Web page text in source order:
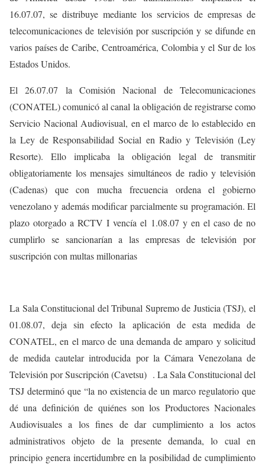
16.07.07, se distribuye mediante los servicios de empresas de
telecomunicaciones de televisión por suscripción y se difunde en
varios países de Caribe, Centroamérica, Colombia y el Sur de los
Estados Unidos.
El 26.07.07 la Comisión Nacional de Telecomunicaciones
(CONATEL) comunicó al canal la obligación de registrarse como
Servicio Nacional Audiovisual, en el marco de lo establecido en
la Ley de Responsabilidad Social en Radio y Televisión (Ley
Resorte). Ello implicaba la obligación legal de transmitir
obligatoriamente los mensajes simultáneos de radio y televisión
(Cadenas) que con mucha frecuencia ordena el gobierno
venezolano y además modificar parcialmente su programación. El
plazo otorgado a RCTV I vencía el 1.08.07 y en el caso de no
cumplirlo se sancionarían a las empresas de televisión por
suscripción con multas millonarias
La Sala Constitucional del Tribunal Supremo de Justicia (TSJ), el
01.08.07, deja sin efecto la aplicación de esta medida de
CONATEL, en el marco de una demanda de amparo y solicitud
de medida cautelar introducida por la Cámara Venezolana de
Televisión por Suscripción (Cavetsu) . La Sala Constitucional del
TSJ determinó que “la no existencia de un marco regulatorio que
dé una definición de quiénes son los Productores Nacionales
Audiovisuales a los fines de dar cumplimiento a los actos
administrativos objeto de la presente demanda, lo cual en
principio genera incertidumbre en la posibilidad de cumplimiento